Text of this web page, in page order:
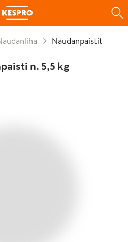
Naudanliha Naudanpaistit
n. 5,5 kg